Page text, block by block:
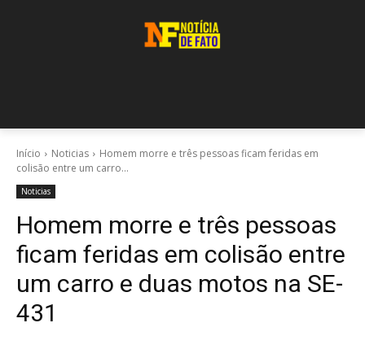
Início Noticias
Homem morre e três pessoas ficam feridas em
colisão entre um carro...
Noticias
Homem morre e três pessoas
ficam feridas em colisão entre
um carro e duas motos na SE-
431